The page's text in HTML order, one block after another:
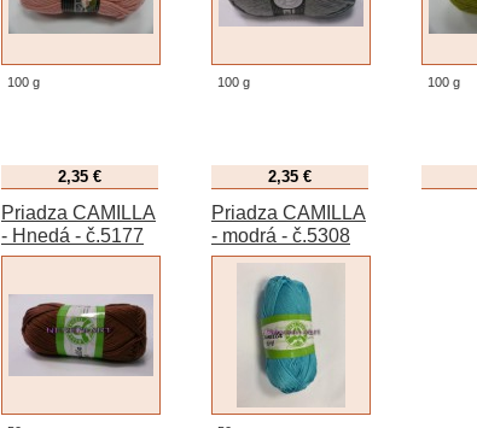
100 g
2,35 €
100 g
2,35 €
100 g
Priadza CAMILLA
- Hnedá - č.5177
Priadza CAMILLA
- modrá - č.5308